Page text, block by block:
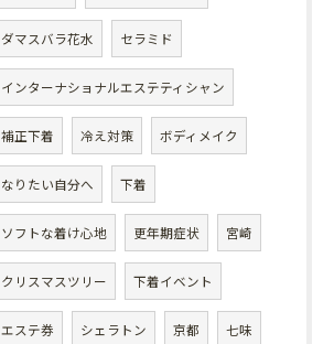
ダマスバラ花水 セラミド
インターナショナルエステティシャン
補正下着 冷え対策 ボディメイク
なりたい自分へ 下着
ソフトな着け心地 更年期症状 宮崎
クリスマスツリー 下着イベント
エステ券 シェラトン 京都 七味